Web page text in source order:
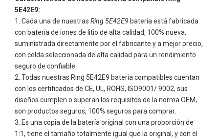
5E42E9:
Cada una de nuestras Ring 5E42E9 batería está fabricada
con batería de iones de litio de alta calidad, 100% nueva,
suministrada directamente por el fabricante y a mejor precio,
con celda seleccionada de alta calidad para un rendimiento
seguro de confiable.
Todas nuestras Ring 5E42E9 batería compatibles cuentan
con los certificados de CE, UL, ROHS, ISO9001/ 9002, sus
diseños cumplen o superan los requisitos de la norma OEM,
son productos seguros, 100% seguros para comprar.
Es una copia de la batería original con una proporción de
1:1, tiene el tamaño totalmente igual que la original, y con el